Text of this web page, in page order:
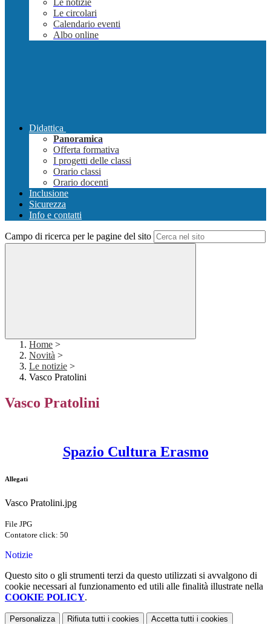
Le notizie
Le circolari
Calendario eventi
Albo online
Didattica
Panoramica
Offerta formativa
I progetti delle classi
Orario classi
Orario docenti
Inclusione
Sicurezza
Info e contatti
Campo di ricerca per le pagine del sito
Home >
Novità >
Le notizie >
Vasco Pratolini
Vasco Pratolini
Spazio Cultura Erasmo
Allegati
Vasco Pratolini.jpg
File JPG
Contatore click: 50
Notizie
Questo sito o gli strumenti terzi da questo utilizzati si avvalgono di
cookie necessari al funzionamento ed utili alle finalità illustrate nella
COOKIE POLICY.
Personalizza Rifiuta tutti i cookies Accetta tutti i cookies